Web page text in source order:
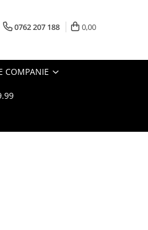
0762 207 188 0,00
COMPANIE